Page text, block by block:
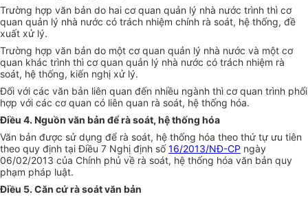
Trường hợp văn bản do hai cơ quan quản lý nhà nước trình thì cơ
quan quản lý nhà nước có trách nhiệm chính rà soát, hệ thống, đề
xuất xử lý.
Trường hợp văn bản do một cơ quan quản lý nhà nước và một cơ
quan khác trình thì cơ quan quản lý nhà nước có trách nhiệm rà
soát, hệ thống, kiến nghị xử lý.
Đối với các văn bản liên quan đến nhiều ngành thì cơ quan trình phối
hợp với các cơ quan có liên quan rà soát, hệ thống hóa.
Điều 4. Nguồn văn bản để rà soát, hệ thống hóa
Văn bản được sử dụng để rà soát, hệ thống hóa theo thứ tự ưu tiên
theo quy định tại Điều 7 Nghị định số16/2013/NĐ-CP ngày
06/02/2013 của Chính phủ về rà soát, hệ thống hóa văn bản quy
phạm pháp luật.
Điều 5. Căn cứ rà soát văn bản